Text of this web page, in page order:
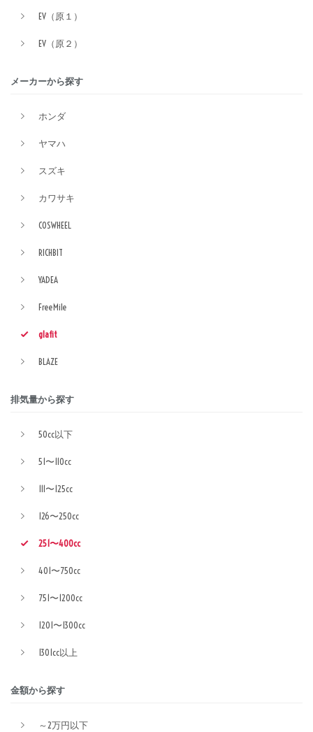
EV（原１）
EV（原２）
メーカーから探す
ホンダ
ヤマハ
スズキ
カワサキ
COSWHEEL
RICHBIT
YADEA
FreeMile
glafit
BLAZE
排気量から探す
50cc以下
51〜110cc
111〜125cc
126〜250cc
251〜400cc
401〜750cc
751〜1200cc
1201〜1300cc
1301cc以上
金額から探す
～2万円以下